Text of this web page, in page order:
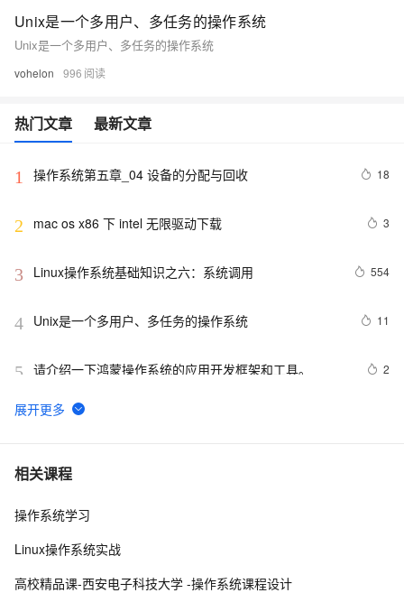
Unix是一个多用户、多任务的操作系统
Unix是一个多用户、多任务的操作系统
vohelon 996
热门文章 最新文章
1 操作系统第五章_04 设备的分配与回收 18
2 mac os x86 下 intel 无限驱动下载 3
3 Linux操作系统基础知识之六：系统调用 554
4 Unix是一个多用户、多任务的操作系统 11
5 请介绍一下鸿蒙操作系统的应用开发框架和工具。 2
6 [Oracle]-[安装]-Cent OS安装Oracle Client
7 Oracle OS认证与密码文件认证（操作系统认证、口令
8 【云原生 | 02】分别在CentOS、Ubuntu、macOS、
程
相关课程
操作系统学习
Linux操作系统实战
高校精品课-西安电子科技大学 -操作系统课程设计